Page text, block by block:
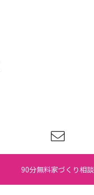
90分無料家づくり相談